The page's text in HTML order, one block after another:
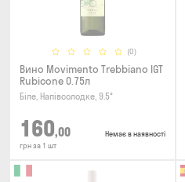
(0)
Вино Movimento Trebbiano IGT
Rubicone 0.75л
Біле, Напівсолодке, 9.5°
160,00
грн за 1 шт
Немає в наявності